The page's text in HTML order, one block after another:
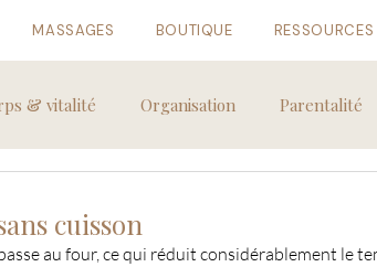
MASSAGES BOUTIQUE RESSOURCES
& vitalité Organisation Parentalité
cuisson
au four, ce qui réduit considérablement le